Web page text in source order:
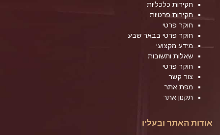
חקירות כלכליות
חקירות פרטיות
חוקר פרטי
חוקר פרטי בבאר שבע
מידע מקצועי
שאלות ותשובות
חוקר פרטי
צור קשר
מפת אתר
תקנון אתר
אודות האתר ובעליו